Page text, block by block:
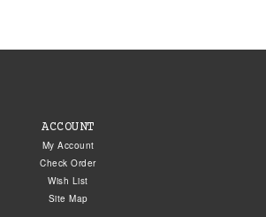
ACCOUNT
My Account
Check Order
Wish List
Site Map